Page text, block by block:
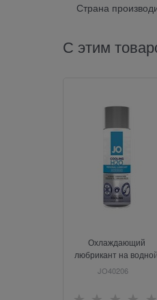
Страна
С этим
Охлаждающий
любрикант на водной
основе JO Personal
JO40206